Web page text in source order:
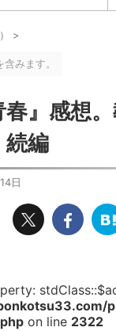
>
みます。
』感想
続編
日
on line 2322